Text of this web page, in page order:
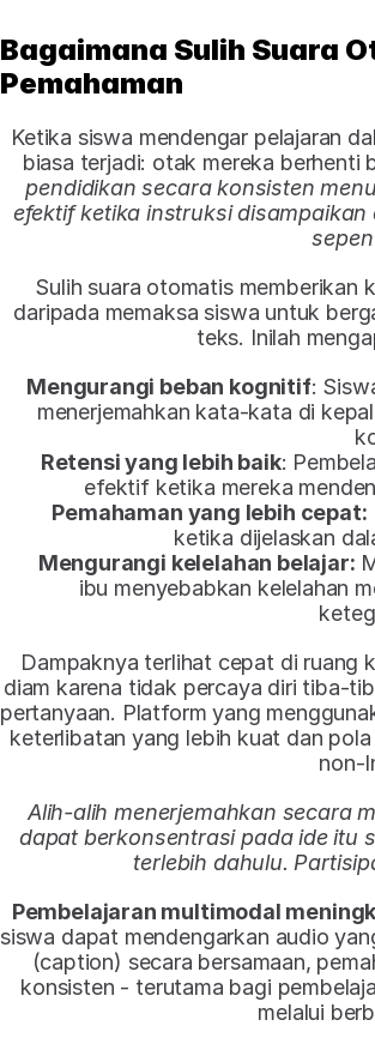
Bagaimana Sulih Suara
Pemahaman
Ketika siswa mendengar pelajaran
biasa terjadi: otak mereka berhenti
pendidikan secara konsisten
efektif ketika instruksi
Sulih suara otomatis memberikan
daripada memaksa siswa untuk
teks. Inilah
Mengurangi beban kognitif:
menerjemahkan kata-kata di
Retensi yang lebih baik:
efektif ketika mereka
Pemahaman yang lebih cepat:
ketika dijelaskan
Mengurangi kelelahan belajar:
ibu menyebabkan kelelahan
Dampaknya terlihat cepat di ruang
diam karena tidak percaya diri tiba-
pertanyaan. Platform yang
keterlibatan yang lebih kuat dan
non-
Alih-alih menerjemahkan secara
dapat berkonsentrasi pada ide itu
terlebih dahulu.
Pembelajaran multimodal
siswa dapat mendengarkan audio
(caption) secara bersamaan,
konsisten - terutama bagi
melalui